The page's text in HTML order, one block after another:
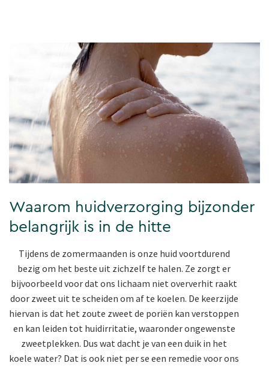
Waarom huidverzorging bijzonder
belangrijk is in de hitte
Tijdens de zomermaanden is onze huid voortdurend
bezig om het beste uit zichzelf te halen. Ze zorgt er
bijvoorbeeld voor dat ons lichaam niet oververhit raakt
door zweet uit te scheiden om af te koelen. De keerzijde
hiervan is dat het zoute zweet de poriën kan verstoppen
en kan leiden tot huidirritatie, waaronder ongewenste
zweetplekken. Dus wat dacht je van een duik in het
koele water? Dat is ook niet per se een remedie voor ons